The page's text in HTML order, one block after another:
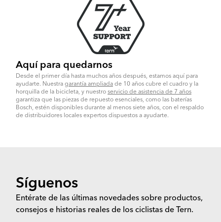
Aquí para quedarnos
Desde el primer día hasta muchos años después, estamos aquí para
ayudarte. Nuestra garantía ampliada de 10 años cubre el cuadro y la
horquilla de la bicicleta, y nuestro servicio de asistencia de 7 años
garantiza que las piezas de repuesto esenciales, como las baterías
Bosch, estén disponibles durante al menos siete años, con el respaldo
de distribuidores locales expertos dispuestos a ayudarte.
Síguenos
Entérate de las últimas novedades sobre productos,
consejos e historias reales de los ciclistas de Tern.